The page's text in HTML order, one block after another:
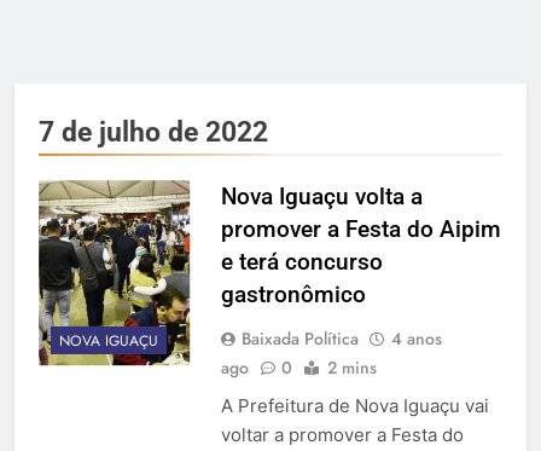
7 de julho de 2022
NOVA IGUAÇU
Nova Iguaçu volta a
promover a Festa do Aipim
e terá concurso
gastronômico
Baixada Política
4 anos
ago
0 2 mins
A Prefeitura de Nova Iguaçu vai
voltar a promover a Festa do